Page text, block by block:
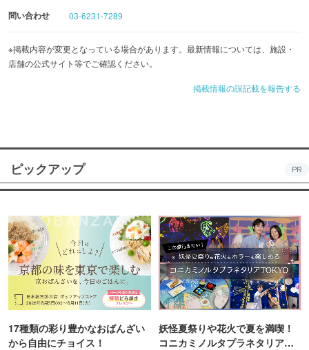
問い合わせ 03-6231-7289
※掲載内容が変更となっている場合があります。最新情報については、施設・
店舗の公式サイト等でご確認ください。
掲載情報の誤記載を報告する
ピックアップ PR
17種類の彩り豊かなおばんざい
から自由にチョイス！
妖怪夏祭りや花火で夏を満喫！
コニカミノルタプラネタリア